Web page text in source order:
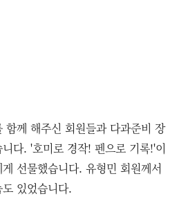
함께 해주신 회원들과 다과준비 장
다. '호미로 경작! 펜으로 기록!'이
선물했습니다. 유형민 회원께서
있었습니다.